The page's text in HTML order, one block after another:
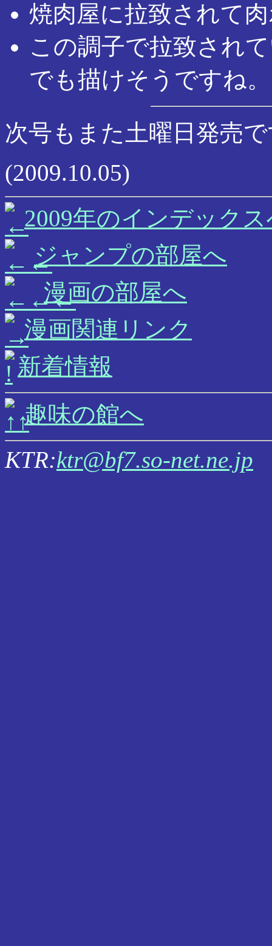
焼肉屋に拉致されて
この調子で拉致され
でも描けそうですね。
次号もまた土曜日発売
(2009.10.05)
2009年のインデック
ジャンプの部屋へ
漫画の部屋へ
漫画関連リンク
新着情報
趣味の館へ
KTR:ktr@bf7.so-net.ne.jp